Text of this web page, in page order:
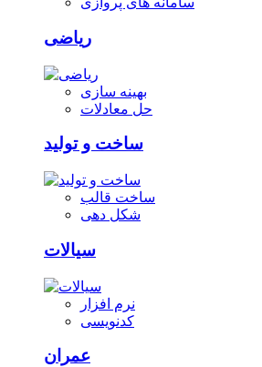
ریاضی
بهینه سازی
حل معادلات
ساخت و تولید
ساخت قالب
شکل دهی
سیالات
نرم افزار
کدنویسی
عمران